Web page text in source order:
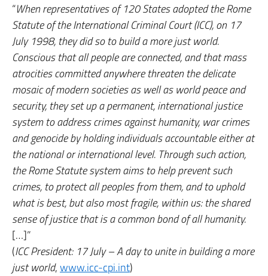
“When representatives of 120 States adopted the Rome
Statute of the International Criminal Court (ICC), on 17
July 1998, they did so to build a more just world.
Conscious that all people are connected, and that mass
atrocities committed anywhere threaten the delicate
mosaic of modern societies as well as world peace and
security, they set up a permanent, international justice
system to address crimes against humanity, war crimes
and genocide by holding individuals accountable either at
the national or international level. Through such action,
the Rome Statute system aims to help prevent such
crimes, to protect all peoples from them, and to uphold
what is best, but also most fragile, within us: the shared
sense of justice that is a common bond of all humanity.
[…]”
(ICC President: 17 July – A day to unite in building a more
just world,www.icc-cpi.int)